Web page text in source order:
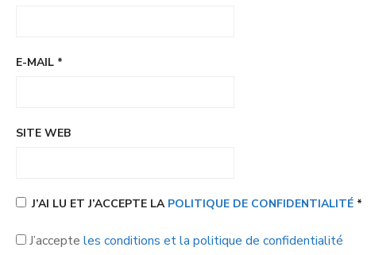
E-MAIL *
SITE WEB
J’AI LU ET J’ACCEPTE LA POLITIQUE DE CONFIDENTIALITÉ *
J’accepte les conditions et la politique de confidentialité